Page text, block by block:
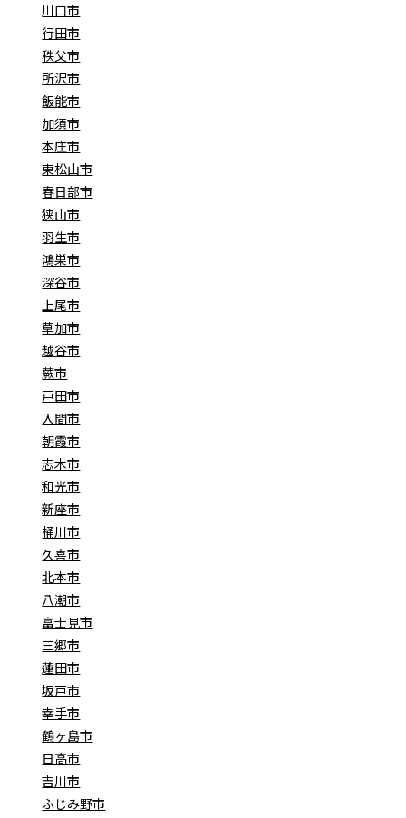
川口市
行田市
秩父市
所沢市
飯能市
加須市
本庄市
東松山市
春日部市
狭山市
羽生市
鴻巣市
深谷市
上尾市
草加市
越谷市
蕨市
戸田市
入間市
朝霞市
志木市
和光市
新座市
桶川市
久喜市
北本市
八潮市
富士見市
三郷市
蓮田市
坂戸市
幸手市
鶴ヶ島市
日高市
吉川市
ふじみ野市